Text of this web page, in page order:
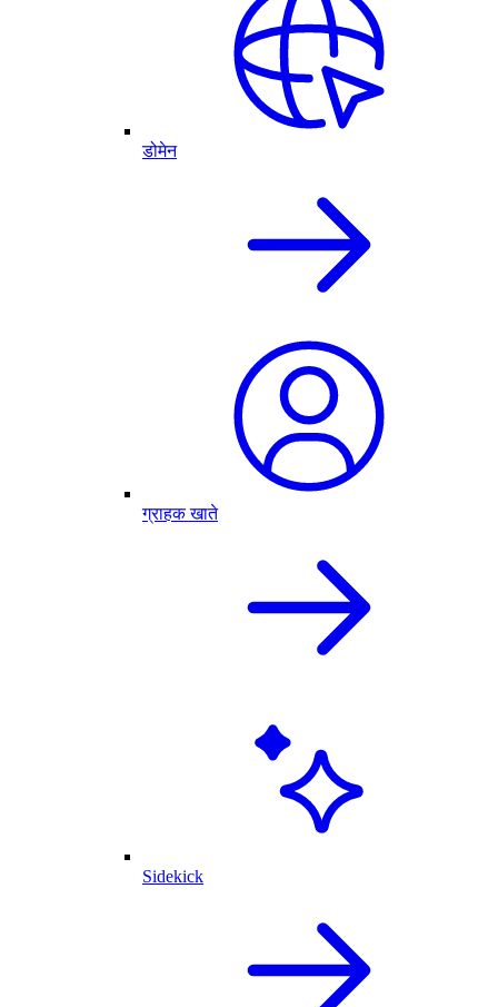
डोमेन
ग्राहक खाते
Sidekick